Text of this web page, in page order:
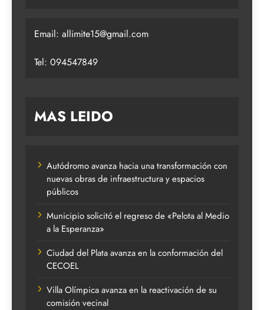
Email: allimite15@gmail.com
Tel: 094547849
MAS LEIDO
Autódromo avanza hacia una transformación con
nuevas obras de infraestructura y espacios
públicos
Municipio solicitó el regreso de «Pelota al Medio
a la Esperanza»
Ciudad del Plata avanza en la conformación del
CECOEL
Villa Olímpica avanza en la reactivación de su
comisión vecinal